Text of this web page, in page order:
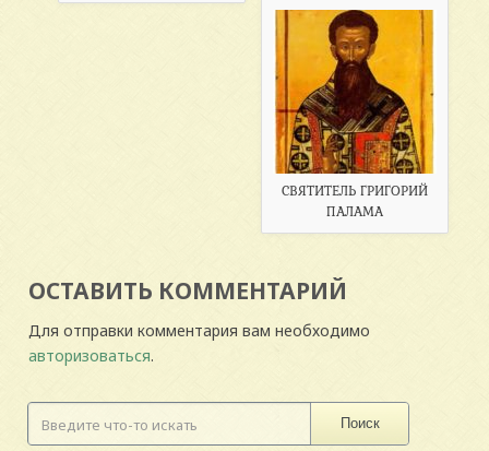
СВЯТИТЕЛЬ ГРИГОРИЙ
ПАЛАМА
ОСТАВИТЬ КОММЕНТАРИЙ
Для отправки комментария вам необходимо
авторизоваться.
Поиск